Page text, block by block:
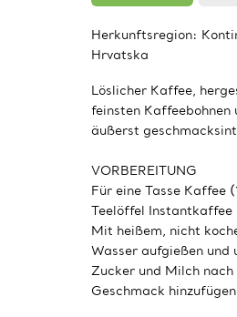
Herkunftsregion:
Hrvatska
Löslicher Kaffee,
feinsten Kaffeebohnen
äußerst
VORBEREITUNG
Für eine Tasse Kaffee
Teelöffel Instantkaffee
Mit heißem, nicht
Wasser aufgießen und
Zucker und Milch nach
Geschmack